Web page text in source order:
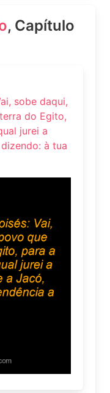
, Capítulo
sobe daqui,
do Egito,
jurei a
à tua